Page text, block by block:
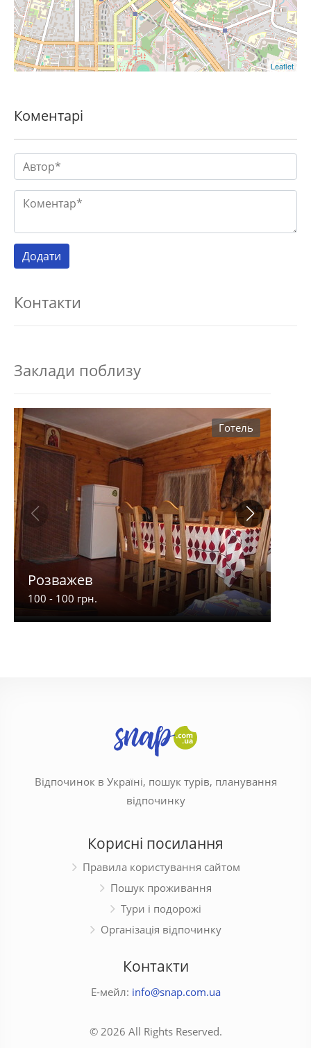
Leaflet
Коментарі
Контакти
Заклади поблизу
Готель
Розважев
100 - 100 грн.
Відпочинок в Україні, пошук турів, планування
відпочинку
Корисні посилання
Правила користування сайтом
Пошук проживання
Тури і подорожі
Організація відпочинку
Контакти
Е-мейл: info@snap.com.ua
© 2026 All Rights Reserved.